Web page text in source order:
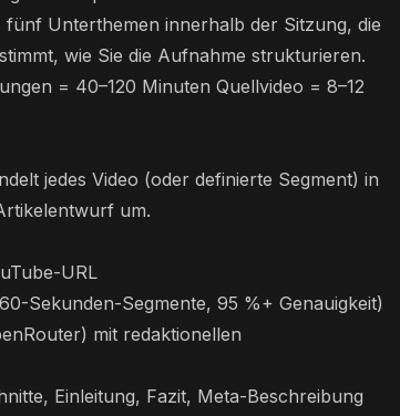
fünf Unterthemen innerhalb der Sitzung, die
wie Sie die Aufnahme strukturieren.
= 40–120 Minuten Quellvideo = 8–12
jedes Video (oder definierte Segment) in
um.
URL
Sekunden-Segmente, 95 %+ Genauigkeit)
mit redaktionellen
Einleitung, Fazit, Meta-Beschreibung